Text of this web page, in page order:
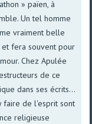
» païen, à
Un tel homme
vraiment belle
fera souvent pour
Chez Apulée
de ce
dans ses écrits...
faire de l'esprit sont
religieuse